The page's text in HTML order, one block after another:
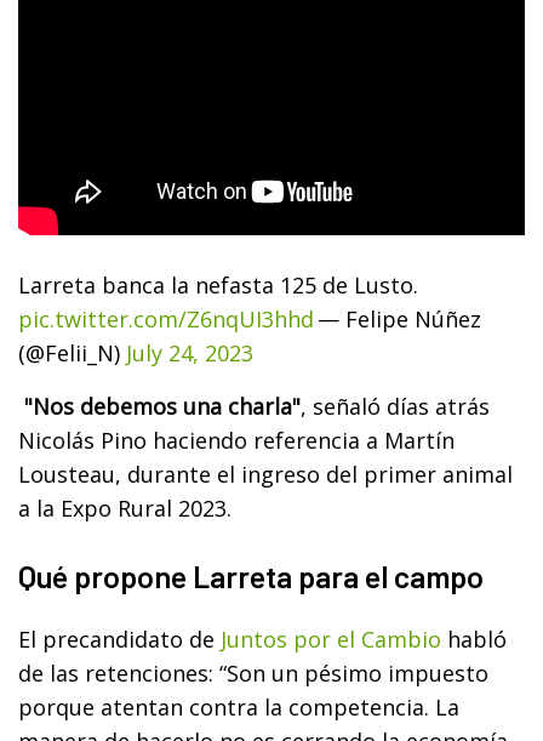
Larreta banca la nefasta 125 de Lusto.
pic.twitter.com/Z6nqUI3hhd — Felipe Núñez
(@Felii_N) July 24, 2023
"Nos debemos una charla", señaló días atrás
Nicolás Pino haciendo referencia a Martín
Lousteau, durante el ingreso del primer animal
a la Expo Rural 2023.
Qué propone Larreta para el campo
El precandidato de Juntos por el Cambio habló
de las retenciones: “Son un pésimo impuesto
porque atentan contra la competencia. La